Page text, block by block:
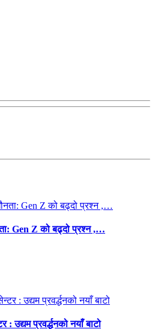
Gen Z को बढ्दो प्रश्न ,…
उद्यम प्रवर्द्धनको नयाँ बाटो